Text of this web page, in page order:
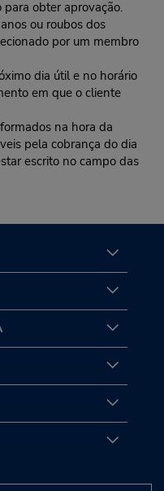
obter aprovação.
ou roubos dos
por um membro
dia útil e no horário
em que o cliente
na hora da
pela cobrança do dia
escrito no campo das